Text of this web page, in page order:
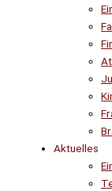
Aktuelles